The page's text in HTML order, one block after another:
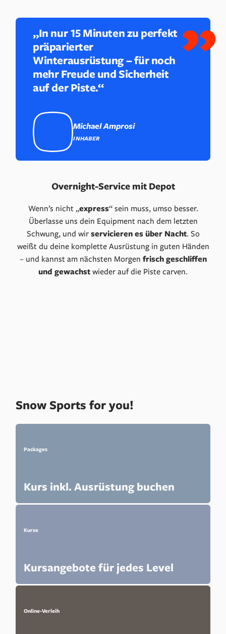
„In nur 15 Minuten zu perfekt
präparierter
Winterausrüstung – für noch
mehr Freude und Sicherheit
auf der Piste.“
Michael Amprosi
INHABER
Overnight-Service mit Depot
Wenn’s nicht „express“ sein muss, umso besser.
Überlasse uns dein Equipment nach dem letzten
Schwung, und wirservicieren es über Nacht. So
weißt du deine komplette Ausrüstung in guten Händen
– und kannst am nächsten Morgen frisch geschliffen
und gewachstwieder auf die Piste carven.
Snow Sports for you!
Packages
Kurs inkl. Ausrüstung buchen
Kurse
Kursangebote für jedes Level
Online-Verleih